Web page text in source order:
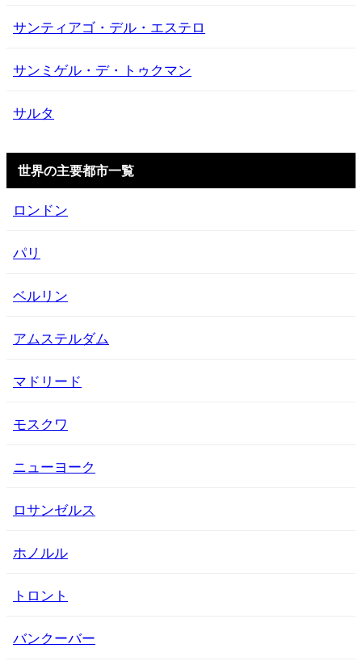
サンティアゴ・デル・エステロ
サンミゲル・デ・トゥクマン
サルタ
世界の主要都市一覧
ロンドン
パリ
ベルリン
アムステルダム
マドリード
モスクワ
ニューヨーク
ロサンゼルス
ホノルル
トロント
バンクーバー